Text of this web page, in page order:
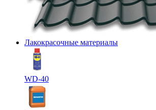
Лакокрасочные материалы
WD-40